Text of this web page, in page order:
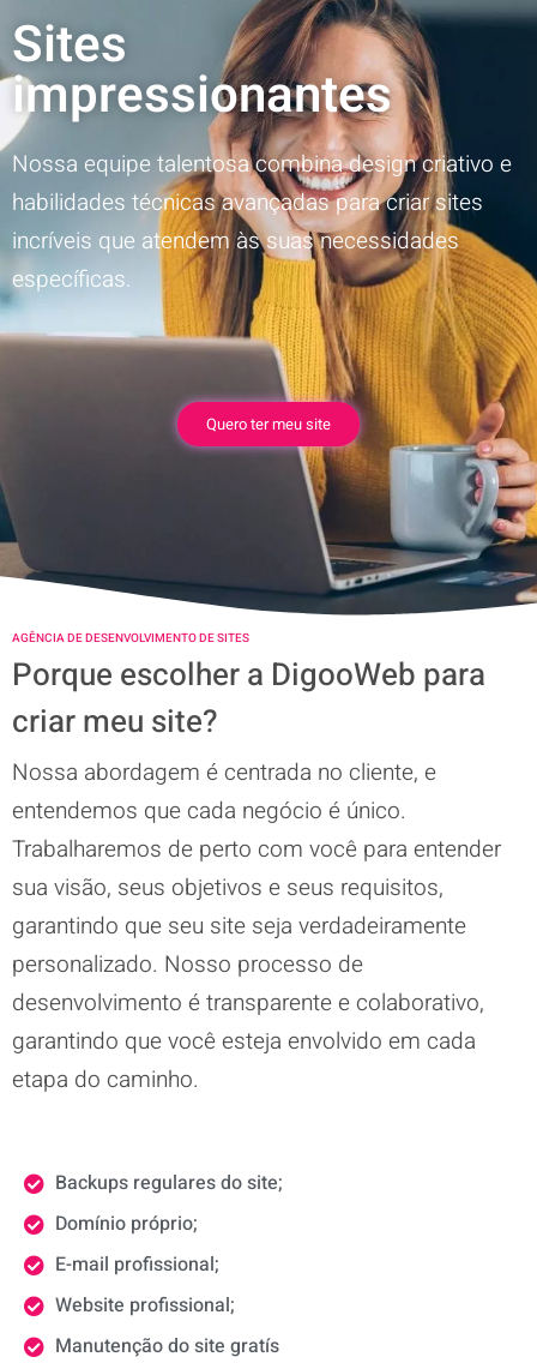
Sites
impressionantes
Nossa equipe talentosa combina design criativo e
habilidades técnicas avançadas para criar sites
incríveis que atendem às suas necessidades
específicas.
Quero ter meu site
AGÊNCIA DE DESENVOLVIMENTO DE SITES
Porque escolher a DigooWeb para
criar meu site?
Nossa abordagem é centrada no cliente, e
entendemos que cada negócio é único.
Trabalharemos de perto com você para entender
sua visão, seus objetivos e seus requisitos,
garantindo que seu site seja verdadeiramente
personalizado. Nosso processo de
desenvolvimento é transparente e colaborativo,
garantindo que você esteja envolvido em cada
etapa do caminho.
Backups regulares do site;
Domínio próprio;
E-mail profissional;
Website profissional;
Manutenção do site gratís